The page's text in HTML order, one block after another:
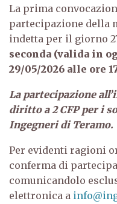
La prima
partecipazione della
indetta per il giorno
seconda (valida in
29/05/2026 alle ore
La partecipazione
diritto a 2 CFP per i
Ingegneri di Teramo.
Per evidenti ragioni
conferma di
comunicandolo
elettronica a